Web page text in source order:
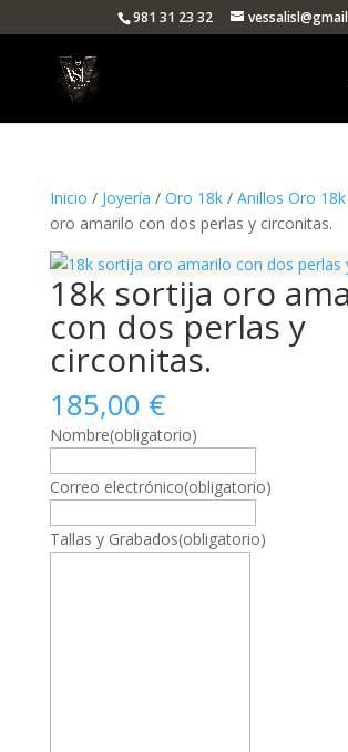
981 31 23 32
Inicio / Joyería / Oro 18k/ Anillos Oro 18k
oro amarilo con dos perlas y circonitas.
18k sortija oro
con dos perlas y
circonitas.
185,00 €
Nombre(obligatorio)
Correo electrónico(obligatorio)
Tallas y Grabados(obligatorio)